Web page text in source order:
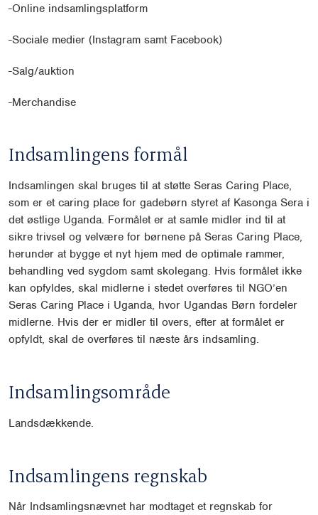
-Online indsamlingsplatform
-Sociale medier (Instagram samt Facebook)
-Salg/auktion
-Merchandise
Indsamlingens formål
Indsamlingen skal bruges til at støtte Seras Caring Place,
som er et caring place for gadebørn styret af Kasonga Sera i
det østlige Uganda. Formålet er at samle midler ind til at
sikre trivsel og velvære for børnene på Seras Caring Place,
herunder at bygge et nyt hjem med de optimale rammer,
behandling ved sygdom samt skolegang. Hvis formålet ikke
kan opfyldes, skal midlerne i stedet overføres til NGO’en
Seras Caring Place i Uganda, hvor Ugandas Børn fordeler
midlerne. Hvis der er midler til overs, efter at formålet er
opfyldt, skal de overføres til næste års indsamling.
Indsamlingsområde
Landsdækkende.
Indsamlingens regnskab
Når Indsamlingsnævnet har modtaget et regnskab for